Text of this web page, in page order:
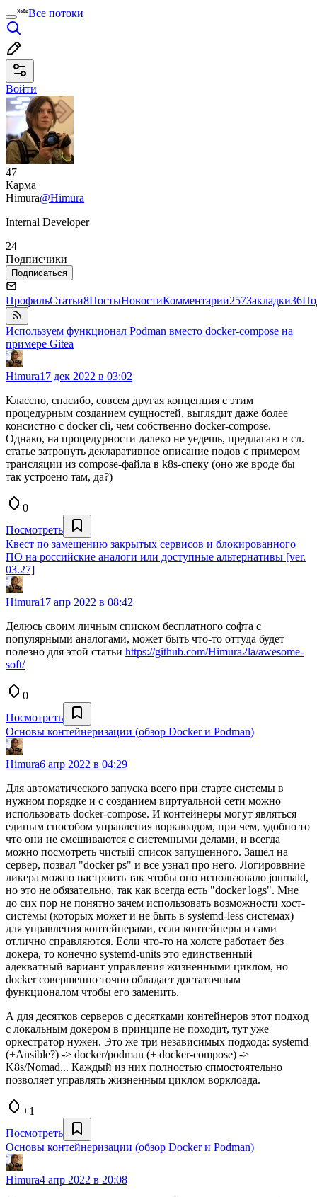
Все потоки
Войти
47
Карма
Himura@Himura
Internal Developer
24
Подписчики
Подписаться
ПрофильСтатьи8ПостыНовостиКомментарии257Закладки36
Используем функционал Podman вместо docker-compose на
примере Gitea
Himura17 дек 2022 в 03:02
Классно, спасибо, совсем другая концепция с этим
процедурным созданием сущностей, выглядит даже более
консистно с docker cli, чем собственно docker-compose.
Однако, на процедурности далеко не уедешь, предлагаю в сл.
статье затронуть декларативное описание подов с примером
трансляции из compose-файла в k8s-спеку (оно же вроде бы
так устроено там, да?)
0
Посмотреть
Квест по замещению закрытых сервисов и блокированного
ПО на российские аналоги или доступные альтернативы [ver.
03.27]
Himura17 апр 2022 в 08:42
Делюсь своим личным списком бесплатного софта с
популярными аналогами, может быть что-то оттуда будет
полезно для этой статьи https://github.com/Himura2la/awesome-
soft/
0
Посмотреть
Основы контейнеризации (обзор Docker и Podman)
Himura6 апр 2022 в 04:29
Для автоматического запуска всего при старте системы в
нужном порядке и с созданием виртуальной сети можно
использовать docker-compose. И контейнеры могут являться
единым способом управления ворклоадом, при чем, удобно то
что они не смешиваются с системными делами, и всегда
можно посмотреть чистый список запущенного. Зашёл на
сервер, позвал "docker ps" и все узнал про него. Логироввние
ликера можно настроить так чтобы оно использовало journald,
но это не обязательно, так как всегда есть "docker logs". Мне
до сих пор не понятно зачем использовать возможности хост-
системы (которых может и не быть в systemd-less системах)
для управления контейнерами, если контейнеры и сами
отлично справляются. Если что-то на холсте работает без
докера, то конечно systemd-units это единственный
адекватный вариант управления жизненными циклом, но
docker совершенно точно обладает достаточным
функционалом чтобы его заменить.
А для десятков серверов с десятками контейнеров этот подход
с локальным докером в принципе не походит, тут уже
оркестратор нужен. Это же три независимых подхода: systemd
(+Ansible?) -> docker/podman (+ docker-compose) ->
K8s/Nomad... Каждый из них полностью спмостоятельно
позволяет управлять жизненным циклом ворклоада.
+1
Посмотреть
Основы контейнеризации (обзор Docker и Podman)
Himura4 апр 2022 в 20:08